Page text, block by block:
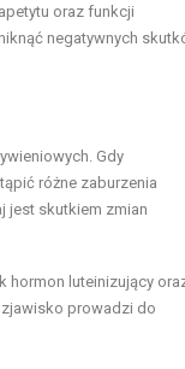
oraz funkcji
negatywnych
Gdy
różne zaburzenia
jest skutkiem zmian
hormon luteinizujący
zjawisko prowadzi do